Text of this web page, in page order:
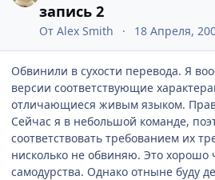
запись 2
От Аlex Smith 18 Апреля,
Обвинили в сухости перевода. Я
версии соответствующие
отличающиеся живым языком.
Сейчас я в небольшой команде,
соответствовать требованием их
нисколько не обвиняю. Это хорошо
самодурства. Однако отныне буду